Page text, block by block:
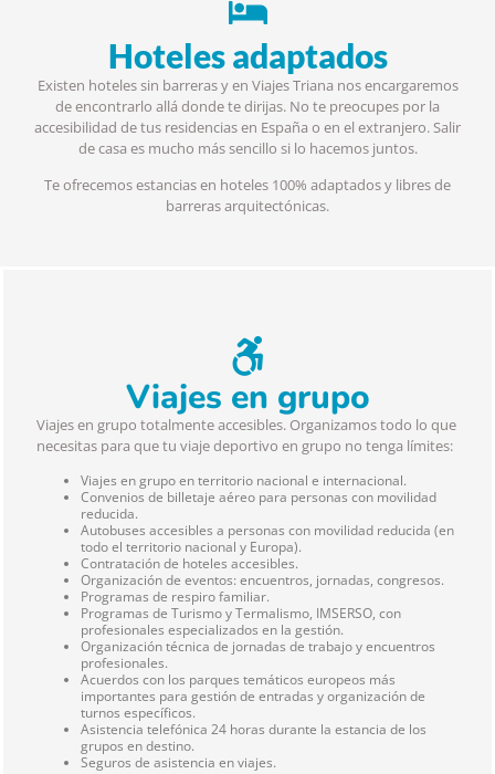
Hoteles adaptados
Existen hoteles sin barreras y en Viajes Triana nos encargaremos
de encontrarlo allá donde te dirijas. No te preocupes por la
accesibilidad de tus residencias en España o en el extranjero. Salir
de casa es mucho más sencillo si lo hacemos juntos.
Te ofrecemos estancias en hoteles 100% adaptados y libres de
barreras arquitectónicas.
Viajes en grupo
Viajes en grupo totalmente accesibles. Organizamos todo lo que
necesitas para que tu viaje deportivo en grupo no tenga límites:
Viajes en grupo en territorio nacional e internacional.
Convenios de billetaje aéreo para personas con movilidad
reducida.
Autobuses accesibles a personas con movilidad reducida (en
todo el territorio nacional y Europa).
Contratación de hoteles accesibles.
Organización de eventos: encuentros, jornadas, congresos.
Programas de respiro familiar.
Programas de Turismo y Termalismo, IMSERSO, con
profesionales especializados en la gestión.
Organización técnica de jornadas de trabajo y encuentros
profesionales.
Acuerdos con los parques temáticos europeos más
importantes para gestión de entradas y organización de
turnos específicos.
Asistencia telefónica 24 horas durante la estancia de los
grupos en destino.
Seguros de asistencia en viajes.